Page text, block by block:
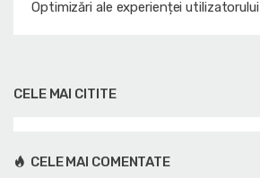
Optimizări ale experienței utilizatorului
CELE MAI CITITE
CELE MAI COMENTATE